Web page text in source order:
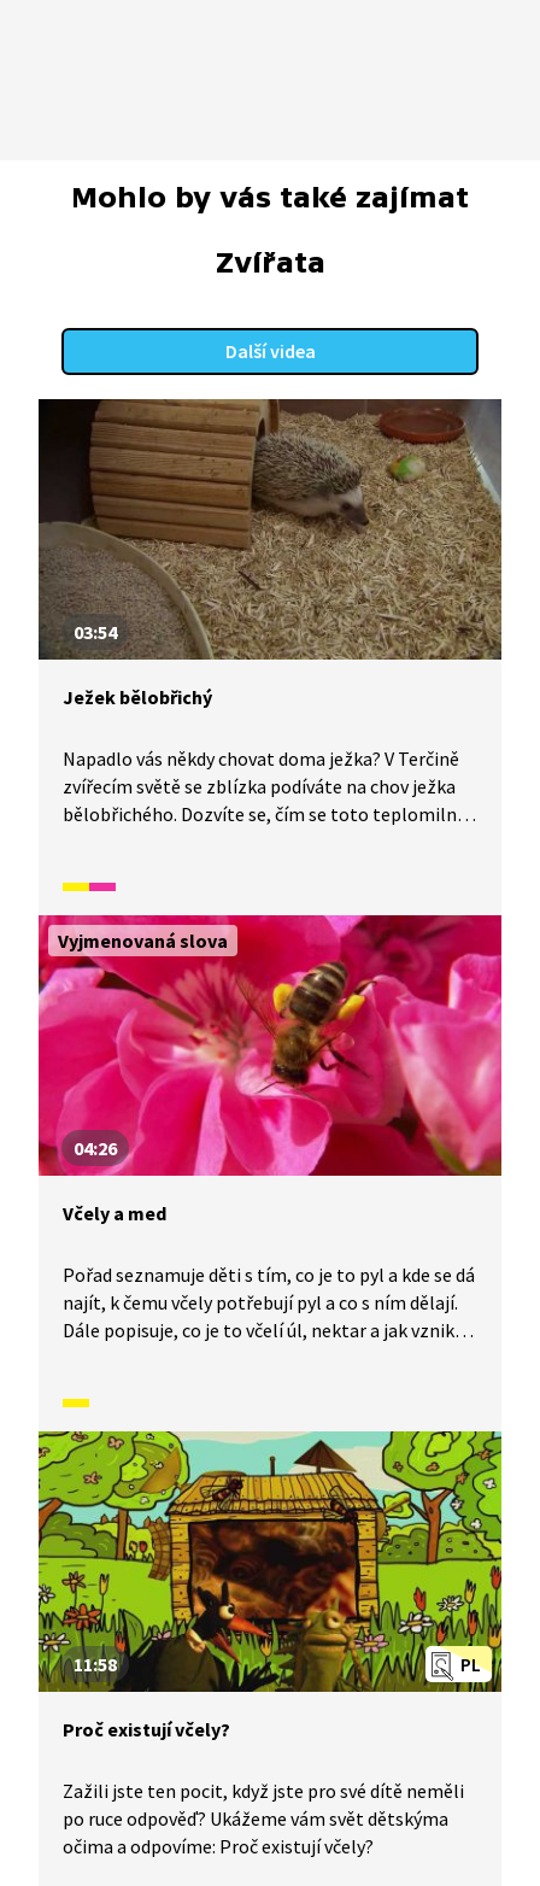
Mohlo by vás také zajímat
Zvířata
Další videa
03:54
Ježek bělobřichý
Napadlo vás někdy chovat doma ježka? V Terčině
zvířecím světě se zblízka podíváte na chov ježka
bělobřichého. Dozvíte se, čím se toto teplomilné
Vyjmenovaná slova
04:26
Včely a med
Pořad seznamuje děti s tím, co je to pyl a kde se dá
najít, k čemu včely potřebují pyl a co s ním dělají.
Dále popisuje, co je to včelí úl, nektar a jak vzniká
PL
11:58
Proč existují včely?
Zažili jste ten pocit, když jste pro své dítě neměli
po ruce odpověď? Ukážeme vám svět dětskýma
očima a odpovíme: Proč existují včely?